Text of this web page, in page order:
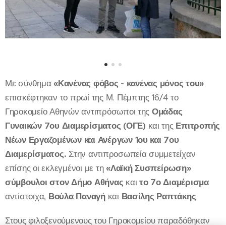
Με σύνθημα«Κανένας φόβος - κανένας μόνος του»
επισκέφτηκαν το πρωί της Μ. Πέμπτης 16/4 το
Γηροκομείο Αθηνών αντιπρόσωποι της Ομάδας
Γυναικών 7ου Διαμερίσματος (ΟΓΕ) και της Επιτροπής
Νέων Εργαζομένων και Ανέργων 1ου και 7ου
Διαμερίσματος. Στην αντιπροσωπεία συμμετείχαν
επίσης οι εκλεγμένοι με τη«Λαϊκή Συσπείρωση»
σύμβουλοι στον Δήμο Αθήνας καιτο 7ο Διαμέρισμα
αντίστοιχα, Βούλα Παναγή και Βασίλης Ραπτάκης.
Στους φιλοξενούμενους του Γηροκομείου παραδόθηκαν